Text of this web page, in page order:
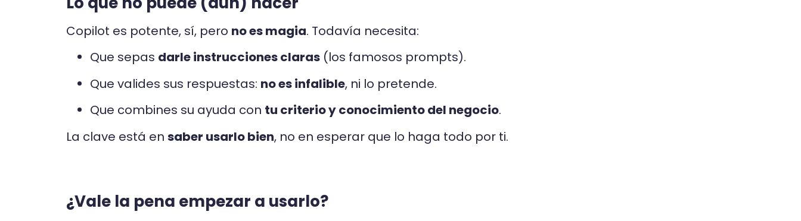
Copilot es potente, sí, pero no es magia. Todavía necesita:
Que sepas darle instrucciones claras (los famosos prompts).
Que valides sus respuestas: no es infalible, ni lo pretende.
Que combines su ayuda con tu criterio y conocimiento del negocio.
La clave está en saber usarlo bien, no en esperar que lo haga todo por ti.
¿Vale la pena empezar a usarlo?